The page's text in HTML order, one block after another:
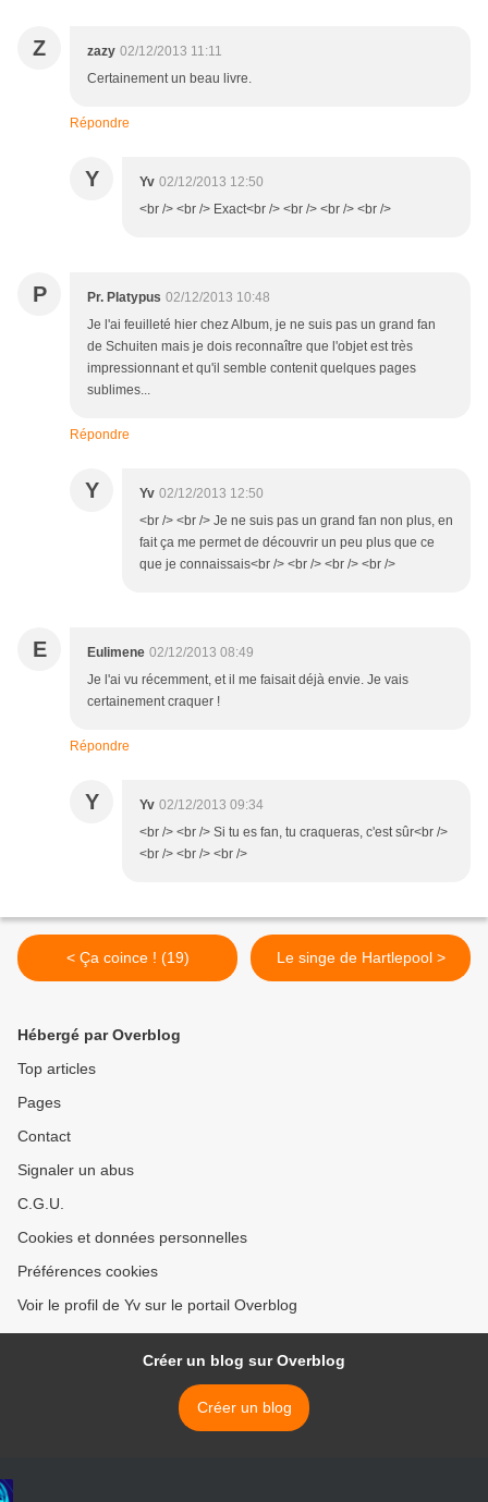
Z zazy 02/12/2013 11:11
Certainement un beau livre.
Répondre
Y Yv 02/12/2013 12:50
<br /> <br /> Exact<br /> <br /> <br /> <br />
P Pr. Platypus 02/12/2013 10:48
Je l'ai feuilleté hier chez Album, je ne suis pas un grand fan
de Schuiten mais je dois reconnaître que l'objet est très
impressionnant et qu'il semble contenit quelques pages
sublimes...
Répondre
Y Yv 02/12/2013 12:50
<br /> <br /> Je ne suis pas un grand fan non plus, en
fait ça me permet de découvrir un peu plus que ce
que je connaissais<br /> <br /> <br /> <br />
E Eulimene 02/12/2013 08:49
Je l'ai vu récemment, et il me faisait déjà envie. Je vais
certainement craquer !
Répondre
Y Yv 02/12/2013 09:34
<br /> <br /> Si tu es fan, tu craqueras, c'est sûr<br />
<br /> <br /> <br />
< Ça coince ! (19) Le singe de Hartlepool >
Hébergé par Overblog
Top articles
Pages
Contact
Signaler un abus
C.G.U.
Cookies et données personnelles
Préférences cookies
Voir le profil de Yv sur le portail Overblog
Créer un blog sur Overblog
Créer un blog